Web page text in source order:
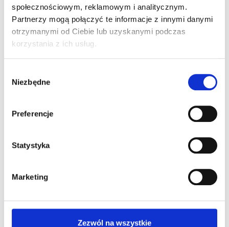
społecznościowym, reklamowym i analitycznym.
Partnerzy mogą połączyć te informacje z innymi danymi
otrzymanymi od Ciebie lub uzyskanymi podczas
korzystania z ich usług.
zgody
Niezbędne
Preferencje
Statystyka
Marketing
Zezwól na wszystkie
Dodaj komentarz
Twój adres e-mail nie zostanie opublikowany.
Komentarz
Nazwa*